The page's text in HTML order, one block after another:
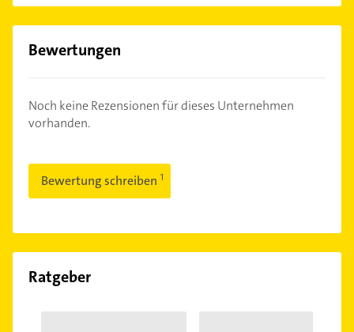
Bewertungen
Noch keine Rezensionen für dieses Unternehmen
vorhanden.
Bewertung schreiben
Ratgeber